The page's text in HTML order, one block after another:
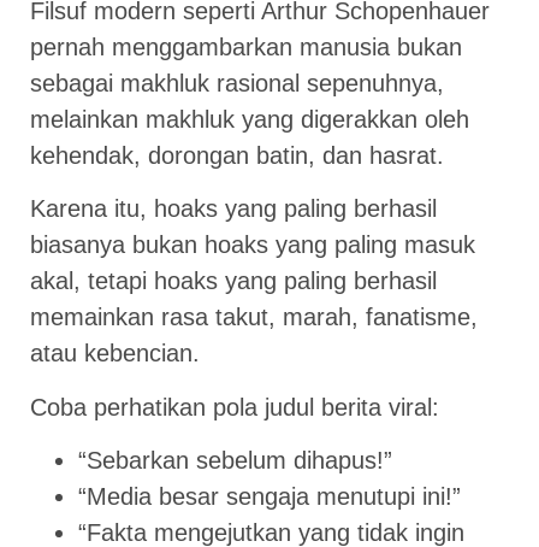
Filsuf modern seperti Arthur Schopenhauer
pernah menggambarkan manusia bukan
sebagai makhluk rasional sepenuhnya,
melainkan makhluk yang digerakkan oleh
kehendak, dorongan batin, dan hasrat.
Karena itu, hoaks yang paling berhasil
biasanya bukan hoaks yang paling masuk
akal, tetapi hoaks yang paling berhasil
memainkan rasa takut, marah, fanatisme,
atau kebencian.
Coba perhatikan pola judul berita viral:
“Sebarkan sebelum dihapus!”
“Media besar sengaja menutupi ini!”
“Fakta mengejutkan yang tidak ingin